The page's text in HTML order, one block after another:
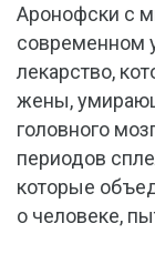
Аронофски с
современном
лекарство,
жены,
головного
периодов
которые
о человеке,